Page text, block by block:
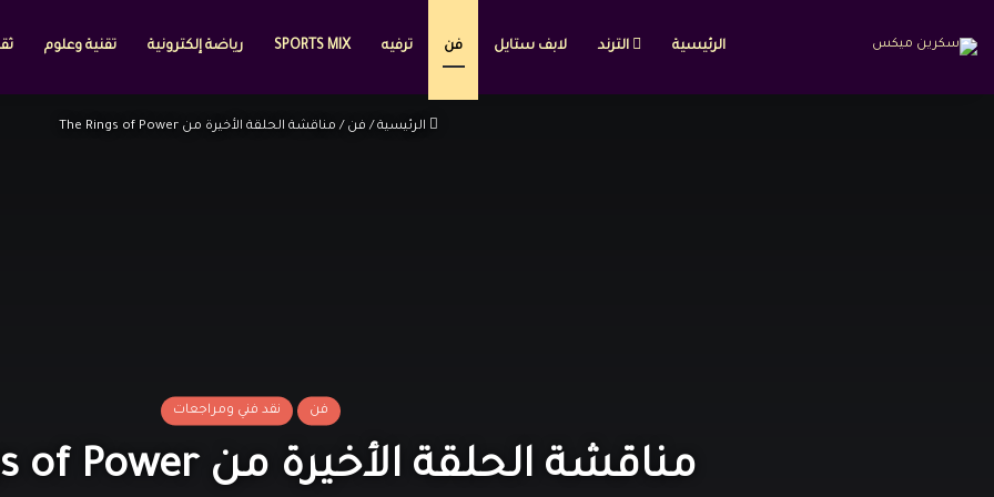
الرئيسية الترند لابف ستايل فن ترفيه SPORTS MIX رياضة إلكترونية تقنية وعلوم
الرئيسية / فن / مناقشة الحلقة الأخيرة من The Rings of Power
فن نقد فني ومراجعات
مناقشة الحلقة الأخيرة من The Rings of Power